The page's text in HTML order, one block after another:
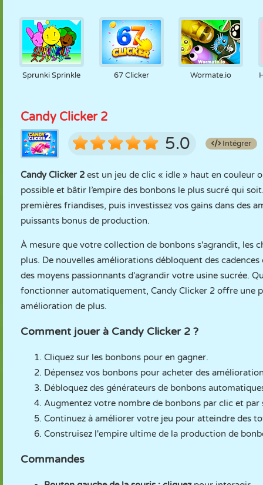
Sprunki Sprinkle 67 Clicker Wormate.io
Candy Clicker 2
5.0 Intégrer
Candy Clicker 2 est un jeu de clic « idle » haut en couleur
possible et bâtir l’empire des bonbons le plus sucré qui
premières friandises, puis investissez vos gains dans des
puissants bonus de production.
À mesure que votre collection de bonbons s'agrandit,
plus. De nouvelles améliorations débloquent des
des moyens passionnants d'agrandir votre usine sucrée.
fonctionner automatiquement, Candy Clicker 2 offre une
amélioration de plus.
Comment jouer à Candy Clicker 2 ?
Cliquez sur les bonbons pour en gagner.
Dépensez vos bonbons pour acheter des
Débloquez des générateurs de bonbons
Augmentez votre nombre de bonbons par clic et par
Continuez à améliorer votre jeu pour atteindre des
Construisez l'empire ultime de la production de
Commandes